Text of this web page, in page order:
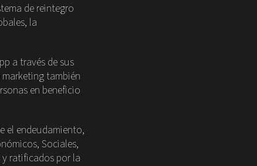
de reintegro
la
a través de sus
también
en beneficio
el endeudamiento,
Sociales,
y ratificados por la